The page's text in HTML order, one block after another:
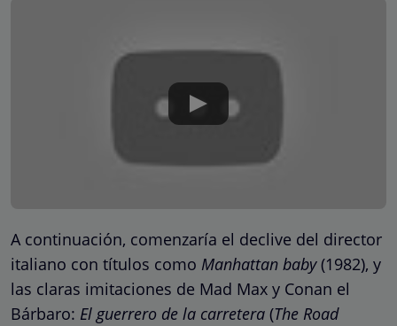
A continuación, comenzaría el declive del director
italiano con títulos como Manhattan baby(1982), y
las claras imitaciones de Mad Max y Conan el
Bárbaro: El guerrero de la carretera (The Road